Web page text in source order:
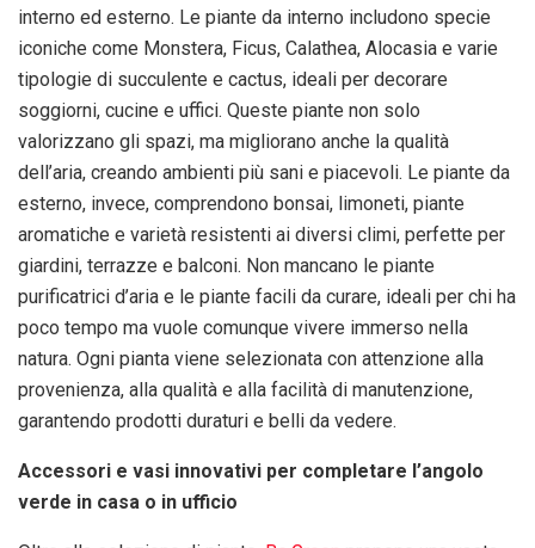
interno ed esterno. Le piante da interno includono specie
iconiche come Monstera, Ficus, Calathea, Alocasia e varie
tipologie di succulente e cactus, ideali per decorare
soggiorni, cucine e uffici. Queste piante non solo
valorizzano gli spazi, ma migliorano anche la qualità
dell’aria, creando ambienti più sani e piacevoli. Le piante da
esterno, invece, comprendono bonsai, limoneti, piante
aromatiche e varietà resistenti ai diversi climi, perfette per
giardini, terrazze e balconi. Non mancano le piante
purificatrici d’aria e le piante facili da curare, ideali per chi ha
poco tempo ma vuole comunque vivere immerso nella
natura. Ogni pianta viene selezionata con attenzione alla
provenienza, alla qualità e alla facilità di manutenzione,
garantendo prodotti duraturi e belli da vedere.
Accessori e vasi innovativi per completare l’angolo
verde in casa o in ufficio